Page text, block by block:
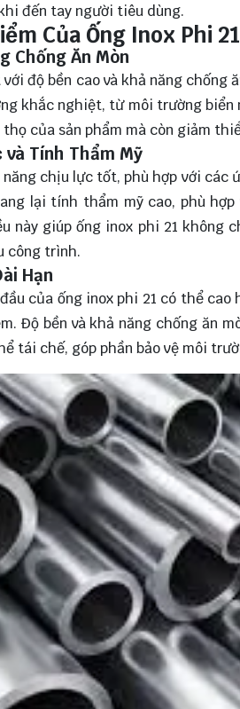
đến tay người tiêu dùng.
Của Ống Inox Phi 21
Chống Ăn Mòn
với độ bền cao và khả năng
khắc nghiệt, từ môi trường biển
của sản phẩm mà còn giảm
và Tính Thẩm Mỹ
năng chịu lực tốt, phù hợp với các
lại tính thẩm mỹ cao, phù
này giúp ống inox phi 21
công trình.
Hạn
của ống inox phi 21 có thể
Độ bền và khả năng chống ăn
tái chế, góp phần bảo vệ môi